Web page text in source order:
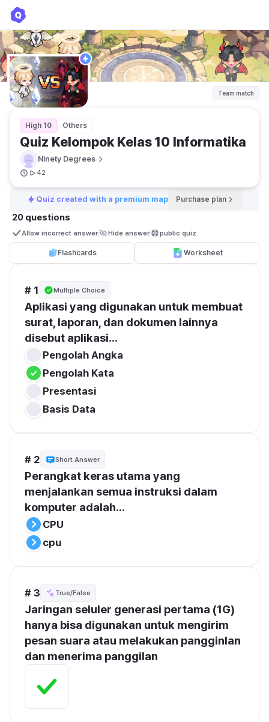
Team match
High 10 Others
Quiz Kelompok Kelas 10 Informatika
Ninety Degrees
42
Quiz created with a premium map Purchase plan
20 questions
Allow incorrect answer Hide answer public quiz
Flashcards Worksheet
# 1 Multiple Choice
Aplikasi yang digunakan untuk membuat
surat, laporan, dan dokumen lainnya
disebut aplikasi...
Pengolah Angka
Pengolah Kata
Presentasi
Basis Data
# 2 Short Answer
Perangkat keras utama yang
menjalankan semua instruksi dalam
komputer adalah...
CPU
cpu
# 3 True/False
Jaringan seluler generasi pertama (1G)
hanya bisa digunakan untuk mengirim
pesan suara atau melakukan pangginlan
dan menerima panggilan